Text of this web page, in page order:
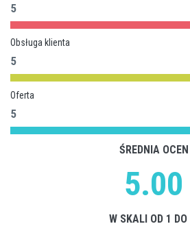
5
Obsługa klienta
5
Oferta
5
ŚREDNIA OCEN
5.00
W SKALI OD 1